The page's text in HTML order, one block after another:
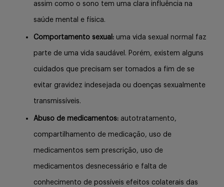
assim como o sono tem uma clara influência na
saúde mental e física.
Comportamento sexual: uma vida sexual normal faz
parte de uma vida saudável. Porém, existem alguns
cuidados que precisam ser tomados a fim de se
evitar gravidez indesejada ou doenças sexualmente
transmissíveis.
Abuso de medicamentos: autotratamento,
compartilhamento de medicação, uso de
medicamentos sem prescrição, uso de
medicamentos desnecessário e falta de
conhecimento de possíveis efeitos colaterais das